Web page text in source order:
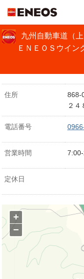
九州自動車道（
ＥＮＥＯＳウイン
住所
868-
２
電話番号
営業時間
定休日
+
−